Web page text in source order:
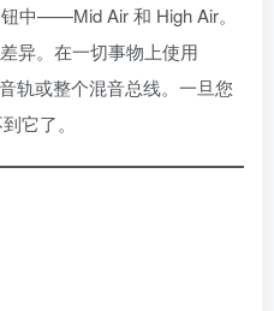
中——Mid Air 和 High Air。
异。在一切事物上使用
轨或整个混音总线。一旦您
它了。